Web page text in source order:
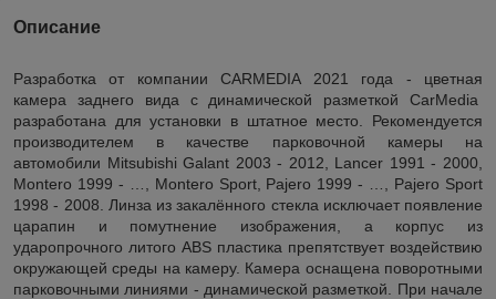
Описание
Разработка от компании CARMEDIA 2021 года - цветная
камера заднего вида с динамической разметкой CarMedia
разработана для установки в штатное место. Рекомендуется
производителем в качестве парковочной камеры на
автомобили Mitsubishi Galant 2003 - 2012, Lancer 1991 - 2000,
Montero 1999 - …, Montero Sport, Pajero 1999 - …, Pajero Sport
1998 - 2008. Линза из закалённого стекла исключает появление
царапин и помутнение изображения, а корпус из
ударопрочного литого ABS пластика препятствует воздействию
окружающей среды на камеру. Камера оснащена поворотными
парковочными линиями - динамической разметкой. При начале